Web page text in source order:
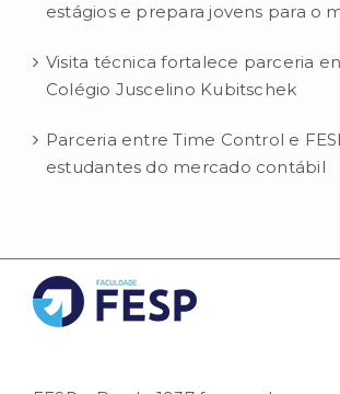
estágios e prepara jovens para o
Visita técnica fortalece parceria
Colégio Juscelino Kubitschek
Parceria entre Time Control e
estudantes do mercado contábil